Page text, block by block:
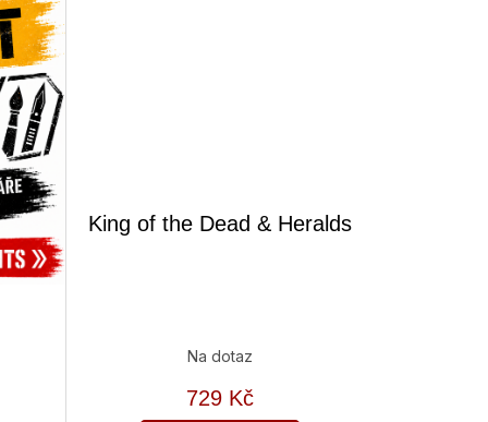
King of the Dead & Heralds
Na dotaz
729 Kč